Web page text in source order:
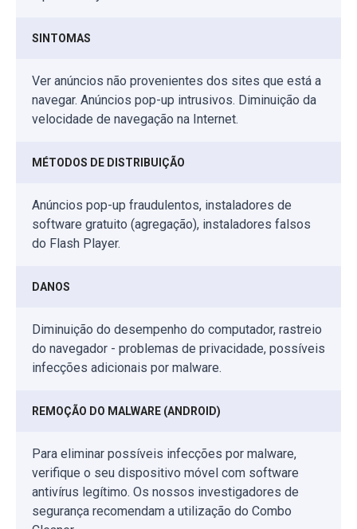
SINTOMAS
Ver anúncios não provenientes dos sites que está a
navegar. Anúncios pop-up intrusivos. Diminuição da
velocidade de navegação na Internet.
MÉTODOS DE DISTRIBUIÇÃO
Anúncios pop-up fraudulentos, instaladores de
software gratuito (agregação), instaladores falsos
do Flash Player.
DANOS
Diminuição do desempenho do computador, rastreio
do navegador - problemas de privacidade, possíveis
infecções adicionais por malware.
REMOÇÃO DO MALWARE (ANDROID)
Para eliminar possíveis infecções por malware,
verifique o seu dispositivo móvel com software
antivírus legítimo. Os nossos investigadores de
segurança recomendam a utilização do Combo